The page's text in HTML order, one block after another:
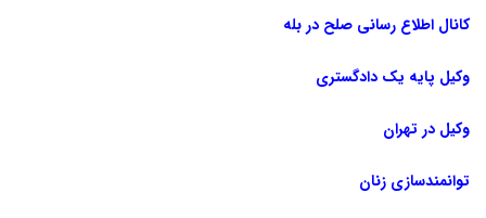
کانال اطلاع رسانی صلح در بله
وکیل پایه یک دادگستری
وکیل در تهران
توانمندسازی زنان